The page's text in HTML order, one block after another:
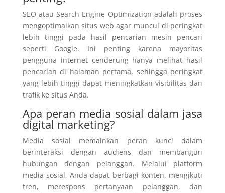
SEO atau Search Engine Optimization adalah proses
mengoptimalkan situs web agar muncul di peringkat
lebih tinggi pada hasil pencarian mesin pencari
seperti Google. Ini penting karena mayoritas
pengguna internet cenderung hanya melihat hasil
pencarian di halaman pertama, sehingga peringkat
yang lebih tinggi dapat meningkatkan visibilitas dan
trafik ke situs Anda.
Apa peran media sosial dalam jasa
digital marketing?
Media sosial memainkan peran kunci dalam
berinteraksi dengan audiens dan membangun
hubungan dengan pelanggan. Melalui platform
media sosial, Anda dapat berbagi konten, mengikuti
tren, merespons pertanyaan pelanggan, dan